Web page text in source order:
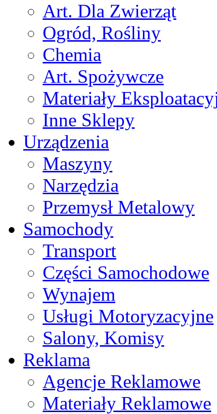
Art. Dla Zwierząt
Ogród, Rośliny
Chemia
Art. Spożywcze
Materiały
Inne Sklepy
Urządzenia
Maszyny
Narzędzia
Przemysł Metalowy
Samochody
Transport
Części Samochodowe
Wynajem
Usługi Motoryzacyjne
Salony, Komisy
Reklama
Agencje Reklamowe
Materiały Reklamowe